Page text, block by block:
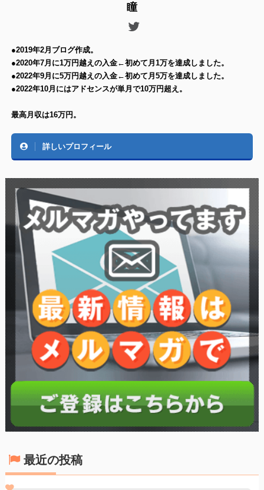
瞳
●2019年2月ブログ作成。
●2020年7月に1万円越えの入金←初めて月1万を達成しました。
●2022年9月に5万円越えの入金←初めて月5万を達成しました。
●2022年10月にはアドセンスが単月で10万円超え。
最高月収は16万円。
詳しいプロフィール
最近の投稿